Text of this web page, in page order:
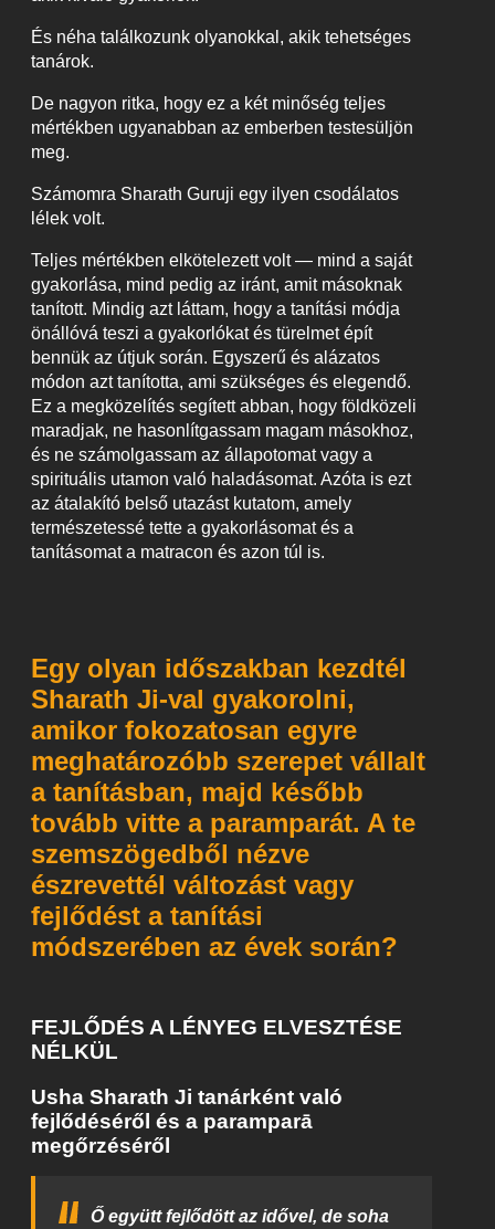
És néha találkozunk olyanokkal, akik tehetséges
tanárok.
De nagyon ritka, hogy ez a két minőség teljes
mértékben ugyanabban az emberben testesüljön
meg.
Számomra Sharath Guruji egy ilyen csodálatos
lélek volt.
Teljes mértékben elkötelezett volt — mind a saját
gyakorlása, mind pedig az iránt, amit másoknak
tanított. Mindig azt láttam, hogy a tanítási módja
önállóvá teszi a gyakorlókat és türelmet épít
bennük az útjuk során. Egyszerű és alázatos
módon azt tanította, ami szükséges és elegendő.
Ez a megközelítés segített abban, hogy földközeli
maradjak, ne hasonlítgassam magam másokhoz,
és ne számolgassam az állapotomat vagy a
spirituális utamon való haladásomat. Azóta is ezt
az átalakító belső utazást kutatom, amely
természetessé tette a gyakorlásomat és a
tanításomat a matracon és azon túl is.
Egy olyan időszakban kezdtél
Sharath Ji-val gyakorolni,
amikor fokozatosan egyre
meghatározóbb szerepet vállalt
a tanításban, majd később
tovább vitte a paramparát. A te
szemszögedből nézve
észrevettél változást vagy
fejlődést a tanítási
módszerében az évek során?
FEJLŐDÉS A LÉNYEG ELVESZTÉSE
NÉLKÜL
Usha Sharath Ji tanárként való
fejlődéséről és a paramparā
megőrzéséről
Ő együtt fejlődött az idővel, de soha